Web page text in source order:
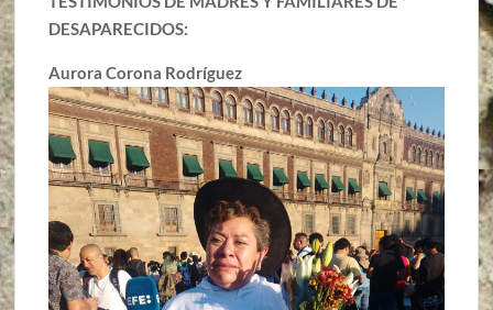
DESAPARECIDOS:
Aurora Corona Rodríguez